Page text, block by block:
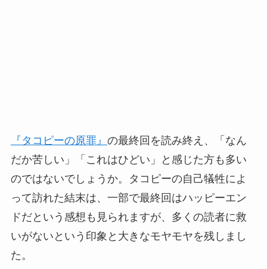
『タコピーの原罪』 の最終回を読み終え、「なん
だか苦しい」「これはひどい」と感じた方も多い
のではないでしょうか。タコピーの自己犠牲によ
って訪れた結末は、一部で最終回はハッピーエン
ドだという感想も見られますが、多くの読者に救
いがないという印象と大きなモヤモヤを残しまし
た。